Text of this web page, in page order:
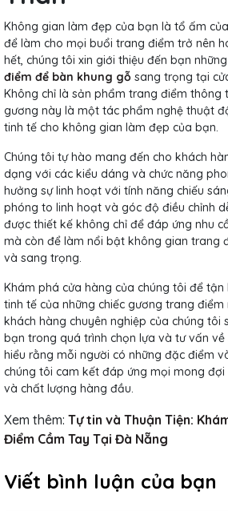
Không gian làm đẹp của bạn là tổ ấm
để làm cho mọi buổi trang điểm trở nên
hết, chúng tôi xin giới thiệu đến bạn
điểm để bàn khung gỗ sang trọng tại
Không chỉ là sản phẩm trang điểm thông
gương này là một tác phẩm nghệ thuật
tinh tế cho không gian làm đẹp của bạn.
Chúng tôi tự hào mang đến cho khách
dạng với các kiểu dáng và chức năng
hưởng sự linh hoạt với tính năng chiếu
phóng to linh hoạt và góc độ điều chỉnh
được thiết kế không chỉ để đáp ứng nhu
mà còn để làm nổi bật không gian trang
và sang trọng.
Khám phá cửa hàng của chúng tôi để tận
tinh tế của những chiếc gương trang
khách hàng chuyên nghiệp của chúng tôi
bạn trong quá trình chọn lựa và tư vấn về
hiểu rằng mỗi người có những đặc điểm
chúng tôi cam kết đáp ứng mọi mong
và chất lượng hàng đầu.
Xem thêm: Tự tin và Thuận Tiện:
Điểm Cầm Tay Tại Đà Nẵng
Viết bình luận của bạn